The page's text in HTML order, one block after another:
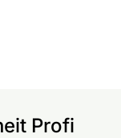
Profi